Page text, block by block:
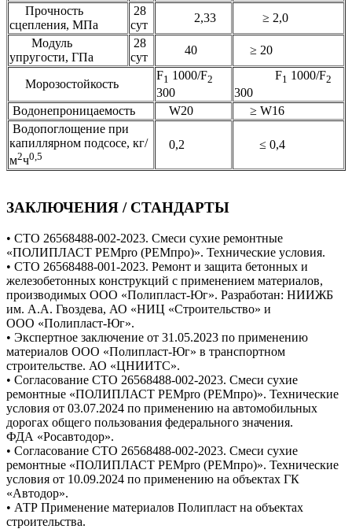
Прочность
сцепления, МПа
28
сут
2,33
≥ 2,0
Модуль
упругости, ГПа
28
сут
40 ≥ 20
Морозостойкость
F1 1000/F2
300
F1 1000/F2
300
Водонепроницаемость
W20
≥ W16
Водопоглощение при
капиллярном подсосе, кг/
м2ч0,5
0,2 ≤ 0,4
ЗАКЛЮЧЕНИЯ / СТАНДАРТЫ
• СТО 26568488-002-2023. Смеси сухие ремонтные
«ПОЛИПЛАСТ РЕМpro (РЕМпро)». Технические условия.
• СТО 26568488-001-2023. Ремонт и защита бетонных и
железобетонных конструкций с применением материалов,
производимых ООО «Полипласт-Юг». Разработан: НИИЖБ
им. А.А. Гвоздева, АО «НИЦ «Строительство» и
ООО «Полипласт-Юг».
• Экспертное заключение от 31.05.2023 по применению
материалов ООО «Полипласт-Юг» в транспортном
строительстве. АО «ЦНИИТС».
• Согласование СТО 26568488-002-2023. Смеси сухие
ремонтные «ПОЛИПЛАСТ РЕМpro (РЕМпро)». Технические
условия от 03.07.2024 по применению на автомобильных
дорогах общего пользования федерального значения.
ФДА «Росавтодор».
• Согласование СТО 26568488-002-2023. Смеси сухие
ремонтные «ПОЛИПЛАСТ РЕМpro (РЕМпро)». Технические
условия от 10.09.2024 по применению на объектах ГК
«Автодор».
• АТР Применение материалов Полипласт на объектах
строительства.